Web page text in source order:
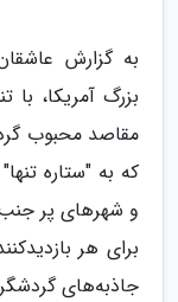
به گزارش
بزرگ آمریکا، با
مقاصد محبوب
که به "ستاره
و شهرهای پر
برای هر
جاذبه‌های